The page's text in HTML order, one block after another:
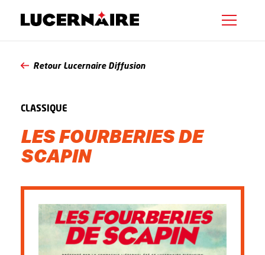
Retour Lucernaire Diffusion
CLASSIQUE
LES FOURBERIES DE
SCAPIN